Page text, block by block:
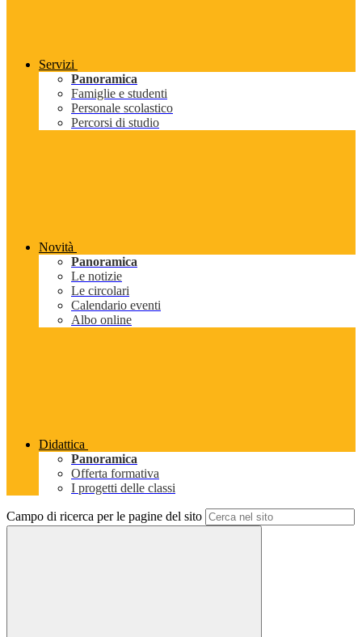
Servizi
Panoramica
Famiglie e studenti
Personale scolastico
Percorsi di studio
Novità
Panoramica
Le notizie
Le circolari
Calendario eventi
Albo online
Didattica
Panoramica
Offerta formativa
I progetti delle classi
Campo di ricerca per le pagine del sito